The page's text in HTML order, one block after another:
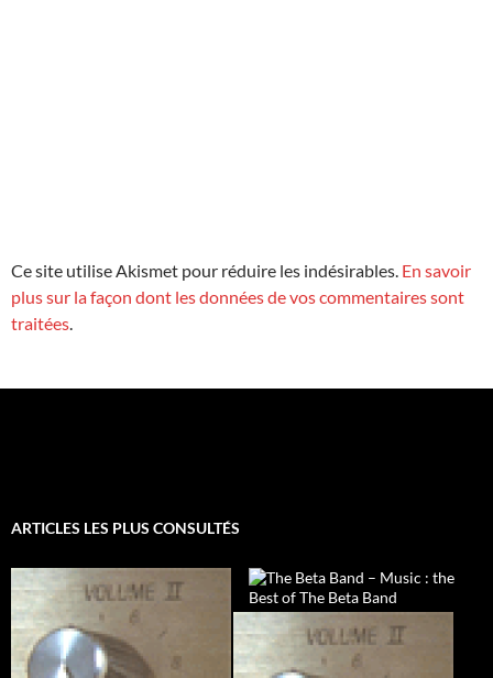
Ce site utilise Akismet pour réduire les indésirables. En savoir
plus sur la façon dont les données de vos commentaires sont
traitées.
ARTICLES LES PLUS CONSULTÉS